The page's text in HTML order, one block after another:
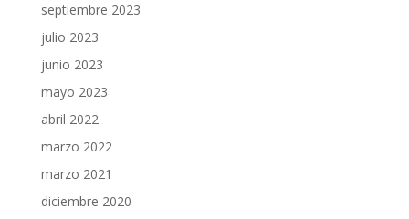
septiembre 2023
julio 2023
junio 2023
mayo 2023
abril 2022
marzo 2022
marzo 2021
diciembre 2020